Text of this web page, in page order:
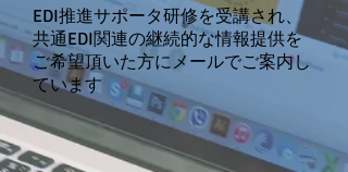
EDI推進サポータ研修を受講され、
共通EDI関連の継続的な情報提供を
ご希望頂いた方にメールでご案内し
ています